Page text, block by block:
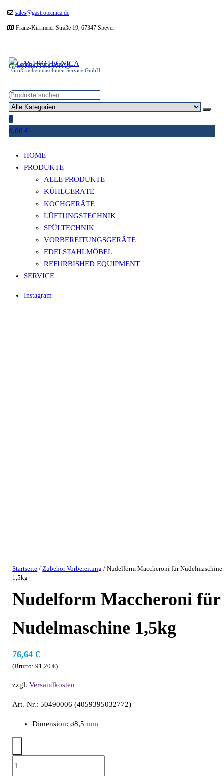
Zumsales@gastrotecnica.de
Franz-Kirrmeier Straße 19, 67347 Speyer
GASTROTECNICA
Großküchenmaschinen Service GmbH
0
0,00 €
HOME
PRODUKTE
ALLE PRODUKTE
KÜHLGERÄTE
KOCHGERÄTE
LÜFTUNGSTECHNIK
SPÜLTECHNIK
VORBEREITUNGSGERÄTE
EDELSTAHLMÖBEL
REFURBISHED EQUIPMENT
SERVICE
Instagram
Startseite /Zubehör Vorbereitung / Nudelform Maccheroni für Nudelmaschine
1,5kg
Nudelform Maccheroni für
Nudelmaschine 1,5kg
76,64€
(Brutto:91,20€)
zzgl.Versandkosten
Art.-Nr.: 50490006 (4059395032772)
Dimension: ø8,5 mm
-